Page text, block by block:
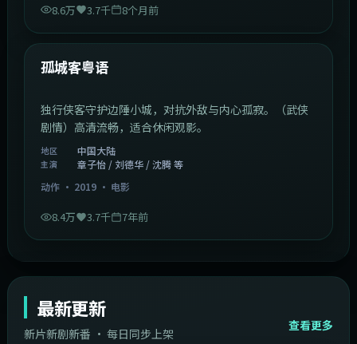
8.6万 3.7千 8个月前
热门
孤城客粤语
独行侠客守护边陲小城，对抗外敌与内心孤寂。（武侠
剧情）高清流畅，适合休闲观影。
地区 中国大陆
主演
章子怡 / 刘德华 / 沈腾 等
动作· 2019· 电影
8.4万 3.7千 7年前
最新更新
新片新剧新番 · 每日同步上架
查看更多
中国大陆 1:20:26